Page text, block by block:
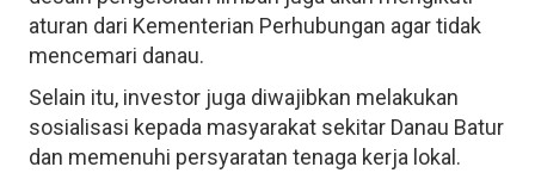
aturan dari Kementerian Perhubungan agar tidak
mencemari danau.
Selain itu, investor juga diwajibkan melakukan
sosialisasi kepada masyarakat sekitar Danau Batur
dan memenuhi persyaratan tenaga kerja lokal.